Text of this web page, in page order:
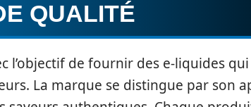
QUALITÉ
l’objectif de fournir des e-liquides
La marque se distingue par son